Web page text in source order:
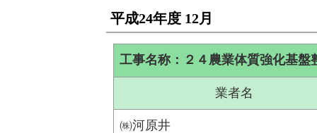
平成24年度 12月
工事名称：２４農業体質強化基
業者名
㈱河原井